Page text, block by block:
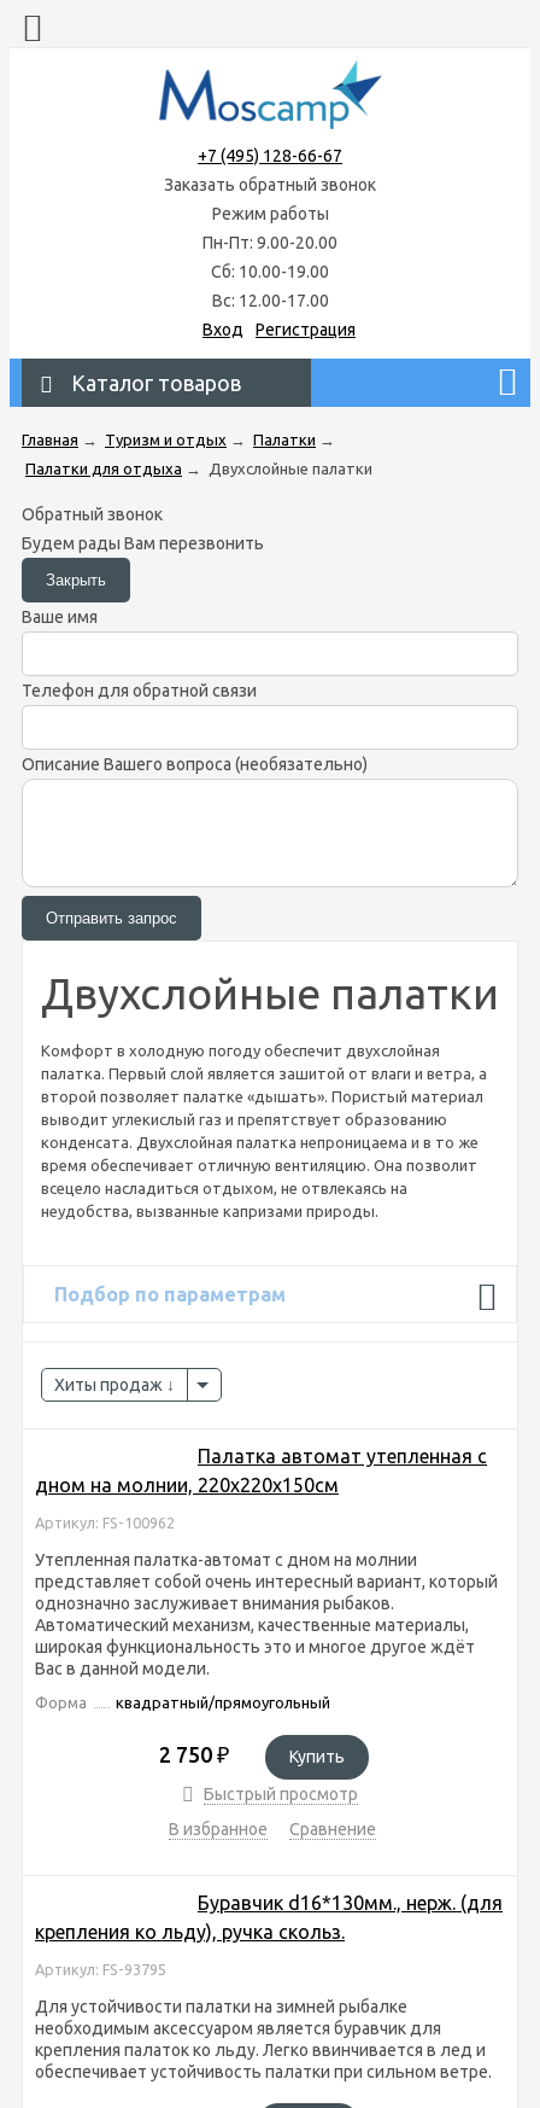
+7 (495) 128-66-67
Заказать обратный звонок
Режим работы
Пн-Пт: 9.00-20.00
Сб: 10.00-19.00
Вс: 12.00-17.00
Вход
Регистрация
Каталог товаров
Главная → Туризм и отдых → Палатки →
Палатки для отдыха → Двухслойные палатки
Обратный звонок
Будем рады Вам перезвонить
Ваше имя
Телефон для обратной связи
Описание Вашего вопроса (необязательно)
Двухслойные палатки
Комфорт в холодную погоду обеспечит двухслойная
палатка. Первый слой является зашитой от влаги и ветра, а
второй позволяет палатке «дышать». Пористый материал
выводит углекислый газ и препятствует образованию
конденсата. Двухслойная палатка непроницаема и в то же
время обеспечивает отличную вентиляцию. Она позволит
всецело насладиться отдыхом, не отвлекаясь на
неудобства, вызванные капризами природы.
Подбор по параметрам
Хиты продаж
Палатка автомат утепленная с
дном на молнии, 220x220x150см
Артикул: FS-100962
Утепленная палатка-автомат с дном на молнии
представляет собой очень интересный вариант, который
однозначно заслуживает внимания рыбаков.
Автоматический механизм, качественные материалы,
широкая функциональность это и многое другое ждёт
Вас в данной модели.
Форма квадратный/прямоугольный
2 750 ₽
Купить
Быстрый просмотр
В избранное
Сравнение
Буравчик d16*130мм., нерж. (для
крепления ко льду), ручка скольз.
Артикул: FS-93795
Для устойчивости палатки на зимней рыбалке
необходимым аксессуаром является буравчик для
крепления палаток ко льду. Легко ввинчивается в лед и
обеспечивает устойчивость палатки при сильном ветре.